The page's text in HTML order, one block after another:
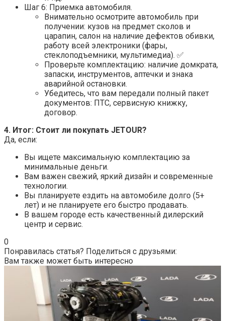
Шаг 6: Приемка автомобиля.
Внимательно осмотрите автомобиль при
получении: кузов на предмет сколов и
царапин, салон на наличие дефектов обивки,
работу всей электроники (фары,
стеклоподъемники, мультимедиа). ✅
Проверьте комплектацию: наличие домкрата,
запаски, инструментов, аптечки и знака
аварийной остановки.
Убедитесь, что вам передали полный пакет
документов: ПТС, сервисную книжку,
договор.
4. Итог: Стоит ли покупать JETOUR?
Да, если:
Вы ищете максимальную комплектацию за
минимальные деньги.
Вам важен свежий, яркий дизайн и современные
технологии.
Вы планируете ездить на автомобиле долго (5+
лет) и не планируете его быстро продавать.
В вашем городе есть качественный дилерский
центр и сервис.
0
Понравилась статья? Поделиться с друзьями:
Вам также может быть интересно